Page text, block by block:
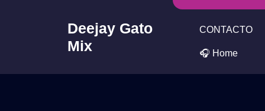
Deejay Gato
Mix
CONTACTO
🎧 Home